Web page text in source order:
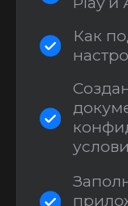
Supabase
Новая база